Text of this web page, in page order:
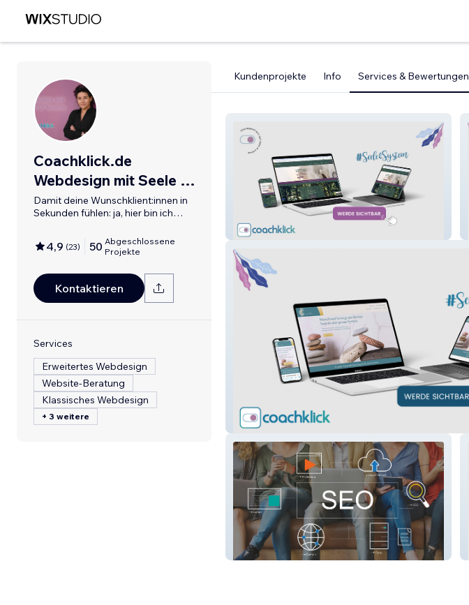
Coachklick.de
Webdesign mit Seele &
System
Damit deine Wunschklient:innen in
Sekunden fühlen: ja, hier bin ich
4,9 (23) 50 Abgeschlossene
Projekte
Kontaktieren
Services
Erweitertes Webdesign
Website-Beratung
Klassisches Webdesign
+ 3 weitere
Kundenprojekte Info Services & Bewertungen
Bioenergetik Kammerlander
Sandhof
Heilpraktikerin für Psychotherapie